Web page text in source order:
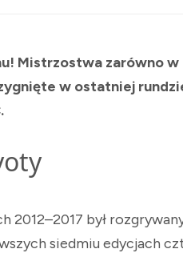
Mistrzostwa zarówno w
w ostatniej
2012–2017 był
siedmiu edycjach